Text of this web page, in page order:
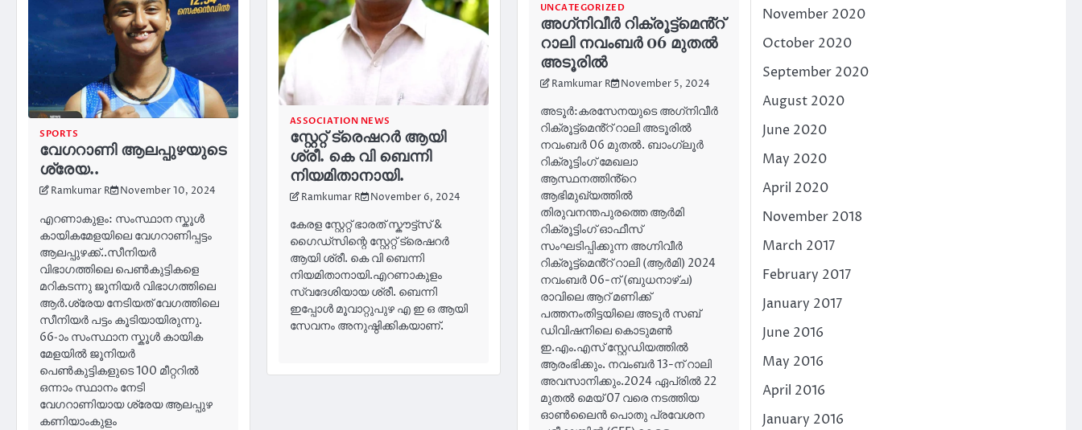
SPORTS
വേഗറാണി ആലപ്പുഴയുടെ
ശ്രേയ..
Ramkumar R November 10, 2024
എറണാകുളം: സംസ്ഥാന സ്കൂൾ
കായികമേളയിലെ വേഗറാണിപ്പട്ടം
ആലപ്പുഴക്ക്..സീനിയർ
വിഭാഗത്തിലെ പെൺകുട്ടികളെ
മറികടന്നു ജൂനിയർ വിഭാഗത്തിലെ
ആർ.ശ്രേയ നേടിയത് വേഗത്തിലെ
സീനിയർ പട്ടം കൂടിയായിരുന്നു.
66-ാം സംസ്ഥാന സ്കൂള്‍ കായിക
മേളയിൽ ജൂനിയർ
പെൺകുട്ടികളുടെ 100 മീറ്ററിൽ
ഒന്നാം സ്ഥാനം നേടി
വേഗറാണിയായ ശ്രേയ ആലപ്പുഴ
കണിയാംകുളം
ASSOCIATION NEWS
സ്റ്റേറ്റ് ട്രെഷറർ ആയി
ശ്രീ. കെ വി ബെന്നി
നിയമിതാനായി.
Ramkumar R November 6, 2024
കേരള സ്റ്റേറ്റ് ഭാരത് സ്കൗട്ട്സ് &
ഗൈഡ്സിന്റെ സ്റ്റേറ്റ് ട്രെഷറർ
ആയി ശ്രീ. കെ വി ബെന്നി
നിയമിതാനായി.എറണാകുളം
സ്വദേശിയായ ശ്രീ. ബെന്നി
ഇപ്പോൾ മൂവാറ്റുപുഴ എ ഇ ഒ ആയി
സേവനം അനുഷ്ഠിക്കികയാണ്.
UNCATEGORIZED
അഗ്‌നിവീർ റിക്രൂട്ട്‌മെൻ്റ്
റാലി നവംബർ 06 മുതൽ
അടൂരിൽ
Ramkumar R November 5, 2024
അടൂർ:കരസേനയുടെ അഗ്‌നിവീർ
റിക്രൂട്ട്‌മെൻ്റ് റാലി അടൂരിൽ
നവംബർ 06 മുതൽ. ബാംഗ്ലൂർ
റിക്രൂട്ടിംഗ് മേഖലാ
ആസ്ഥനത്തിൻ്റെ
ആഭിമുഖ്യത്തിൽ
തിരുവനന്തപുരത്തെ ആർമി
റിക്രൂട്ടിംഗ് ഓഫീസ്
സംഘടിപ്പിക്കുന്ന അഗ്നിവീർ
റിക്രൂട്ട്‌മെൻ്റ് റാലി (ആർമി) 2024
നവംബർ 06-ന് (ബുധനാഴ്ച)
രാവിലെ ആറ് മണിക്ക്
പത്തനംതിട്ടയിലെ അടൂർ സബ്
ഡിവിഷനിലെ കൊടുമൺ
ഇ.എം.എസ് സ്റ്റേഡിയത്തിൽ
ആരംഭിക്കും. നവംബർ 13-ന് റാലി
അവസാനിക്കും.2024 ഏപ്രിൽ 22
മുതൽ മെയ് 07 വരെ നടത്തിയ
ഓൺലൈൻ പൊതു പ്രവേശന
November 2020
October 2020
September 2020
August 2020
June 2020
May 2020
April 2020
November 2018
March 2017
February 2017
January 2017
June 2016
May 2016
April 2016
January 2016